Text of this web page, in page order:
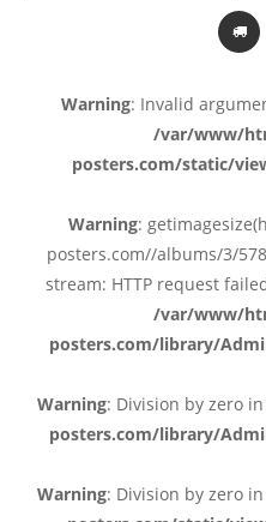
Warning: Invalid
/var/www/
posters.com/static/
Warning:
posters.com//albums/3/
stream: HTTP request
/var/www/
posters.com/library/
Warning: Division by zero in
posters.com/library/
Warning: Division by zero in